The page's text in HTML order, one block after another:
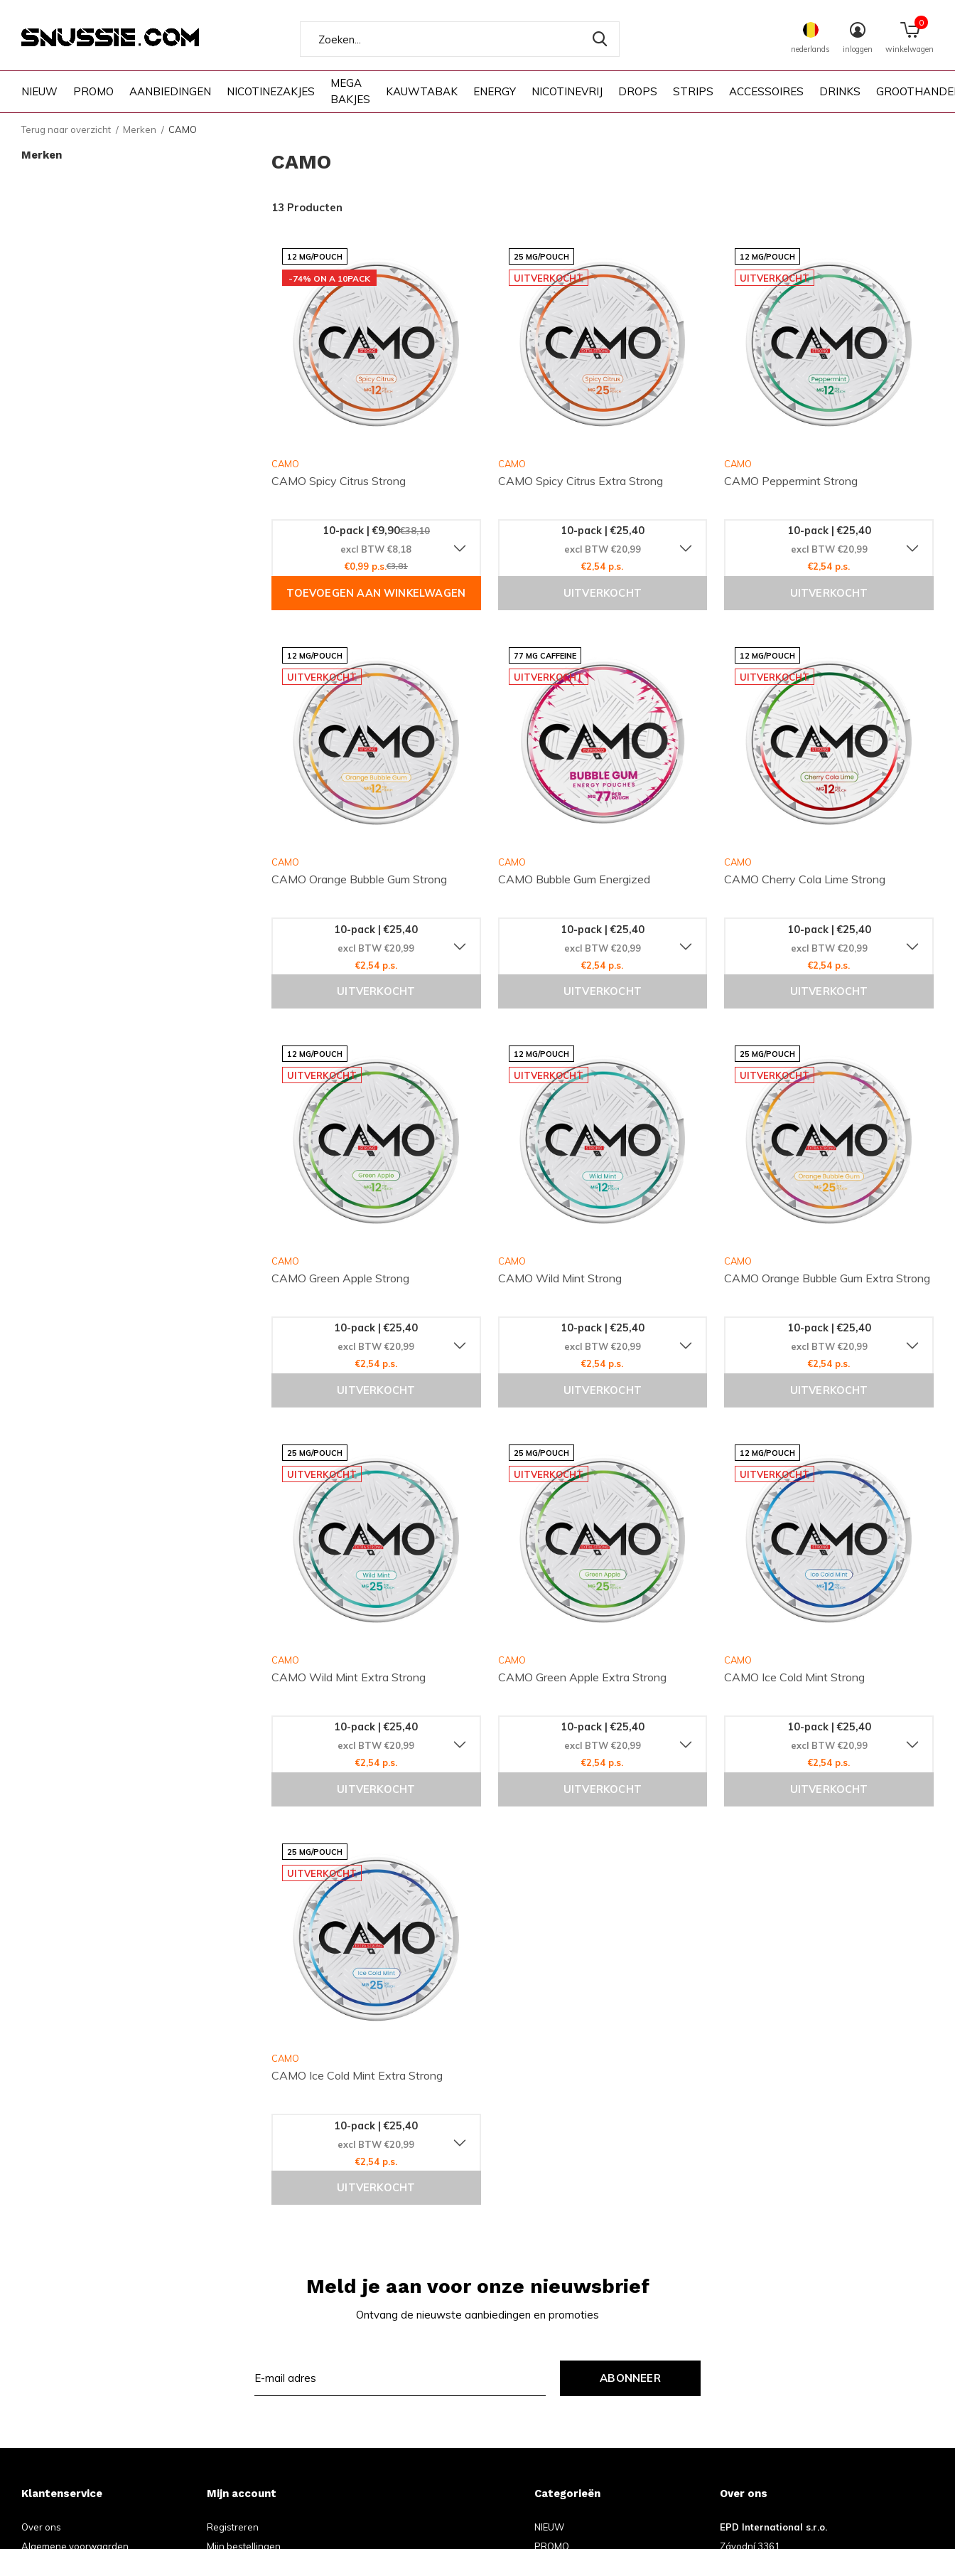
NIEUW PROMO AANBIEDINGEN NICOTINEZAKJES
MEGA
BAKJES
KAUWTABAK ENERGY NICOTINEVRIJ DROPS STRIPS ACCESSOIRES DRINKS
nederlands inloggen winkelwagen
0
Terug naar overzicht Merken CAMO
Merken CAMO
13 Producten
12 MG/POUCH
-74% ON A 10PACK
CAMO
CAMO Spicy Citrus Strong
10-pack | €9,90€38,10
excl BTW €8,18
€0,99 p.s.€3,81
TOEVOEGEN AAN WINKELWAGEN
25 MG/POUCH
UITVERKOCHT
CAMO
CAMO Spicy Citrus Extra Strong
10-pack | €25,40
excl BTW €20,99
€2,54 p.s.
UITVERKOCHT
12 MG/POUCH
UITVERKOCHT
CAMO
CAMO Peppermint Strong
10-pack | €25,40
excl BTW €20,99
€2,54 p.s.
UITVERKOCHT
12 MG/POUCH
UITVERKOCHT
CAMO
CAMO Orange Bubble Gum Strong
10-pack | €25,40
excl BTW €20,99
€2,54 p.s.
UITVERKOCHT
77 MG CAFFEINE
UITVERKOCHT
CAMO
CAMO Bubble Gum Energized
10-pack | €25,40
excl BTW €20,99
€2,54 p.s.
UITVERKOCHT
12 MG/POUCH
UITVERKOCHT
CAMO
CAMO Cherry Cola Lime Strong
10-pack | €25,40
excl BTW €20,99
€2,54 p.s.
UITVERKOCHT
12 MG/POUCH
UITVERKOCHT
CAMO
CAMO Green Apple Strong
10-pack | €25,40
excl BTW €20,99
€2,54 p.s.
UITVERKOCHT
12 MG/POUCH
UITVERKOCHT
CAMO
CAMO Wild Mint Strong
10-pack | €25,40
excl BTW €20,99
€2,54 p.s.
UITVERKOCHT
25 MG/POUCH
UITVERKOCHT
CAMO
CAMO Orange Bubble Gum Extra Strong
10-pack | €25,40
excl BTW €20,99
€2,54 p.s.
UITVERKOCHT
25 MG/POUCH
UITVERKOCHT
CAMO
CAMO Wild Mint Extra Strong
10-pack | €25,40
excl BTW €20,99
€2,54 p.s.
UITVERKOCHT
25 MG/POUCH
UITVERKOCHT
CAMO
CAMO Green Apple Extra Strong
10-pack | €25,40
excl BTW €20,99
€2,54 p.s.
UITVERKOCHT
12 MG/POUCH
UITVERKOCHT
CAMO
CAMO Ice Cold Mint Strong
10-pack | €25,40
excl BTW €20,99
€2,54 p.s.
UITVERKOCHT
25 MG/POUCH
UITVERKOCHT
CAMO
CAMO Ice Cold Mint Extra Strong
10-pack | €25,40
excl BTW €20,99
€2,54 p.s.
UITVERKOCHT
Meld je aan voor onze nieuwsbrief
Ontvang de nieuwste aanbiedingen en promoties
ABONNEER
Klantenservice
Over ons
Algemene voorwaarden
Mijn account
Registreren
Mijn bestellingen
Categorieën
NIEUW
PROMO
Over ons
EPD International s.r.o.
Závodní 3361